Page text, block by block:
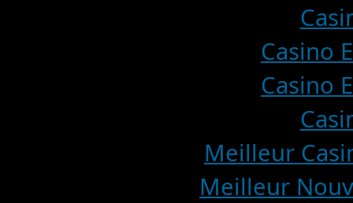
Casino
Casino
Meilleur
Meilleur